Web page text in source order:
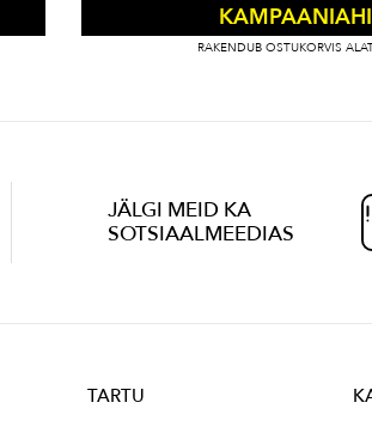
RAKENDUB OSTUKORVIS
JÄLGI MEID KA
SOTSIAALMEEDIAS
TARTU